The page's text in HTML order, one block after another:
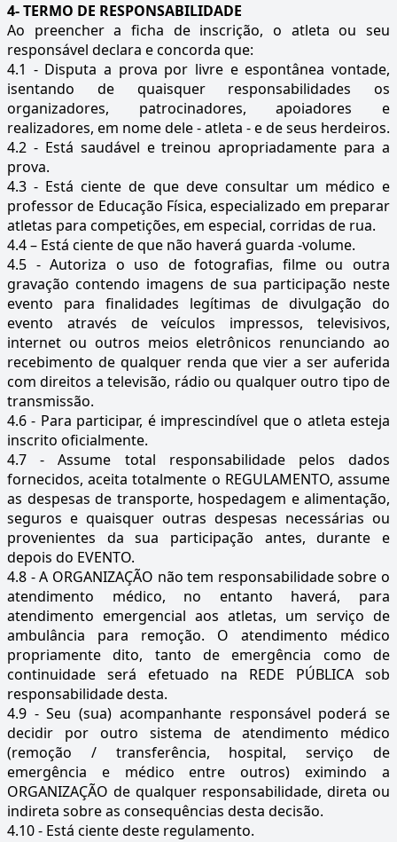
4- TERMO DE RESPONSABILIDADE
Ao preencher a ficha de inscrição, o atleta ou seu
responsável declara e concorda que:
4.1 - Disputa a prova por livre e espontânea vontade,
isentando de quaisquer responsabilidades os
organizadores, patrocinadores, apoiadores e
realizadores, em nome dele - atleta - e de seus herdeiros.
4.2 - Está saudável e treinou apropriadamente para a
prova.
4.3 - Está ciente de que deve consultar um médico e
professor de Educação Física, especializado em preparar
atletas para competições, em especial, corridas de rua.
4.4 – Está ciente de que não haverá guarda -volume.
4.5 - Autoriza o uso de fotografias, filme ou outra
gravação contendo imagens de sua participação neste
evento para finalidades legítimas de divulgação do
evento através de veículos impressos, televisivos,
internet ou outros meios eletrônicos renunciando ao
recebimento de qualquer renda que vier a ser auferida
com direitos a televisão, rádio ou qualquer outro tipo de
transmissão.
4.6 - Para participar, é imprescindível que o atleta esteja
inscrito oficialmente.
4.7 - Assume total responsabilidade pelos dados
fornecidos, aceita totalmente o REGULAMENTO, assume
as despesas de transporte, hospedagem e alimentação,
seguros e quaisquer outras despesas necessárias ou
provenientes da sua participação antes, durante e
depois do EVENTO.
4.8 - A ORGANIZAÇÃO não tem responsabilidade sobre o
atendimento médico, no entanto haverá, para
atendimento emergencial aos atletas, um serviço de
ambulância para remoção. O atendimento médico
propriamente dito, tanto de emergência como de
continuidade será efetuado na REDE PÚBLICA sob
responsabilidade desta.
4.9 - Seu (sua) acompanhante responsável poderá se
decidir por outro sistema de atendimento médico
(remoção / transferência, hospital, serviço de
emergência e médico entre outros) eximindo a
ORGANIZAÇÃO de qualquer responsabilidade, direta ou
indireta sobre as consequências desta decisão.
4.10 - Está ciente deste regulamento.